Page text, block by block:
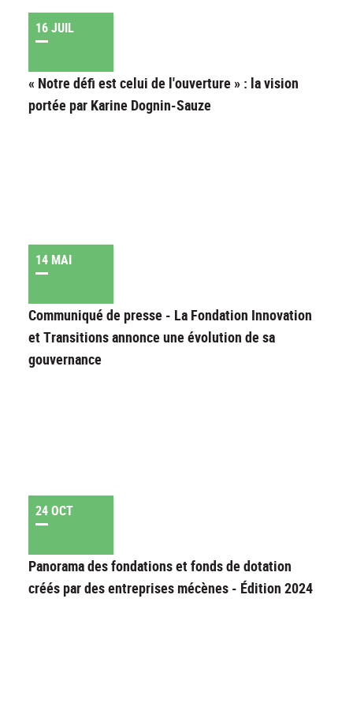
16 JUIL
« Notre défi est celui de l'ouverture » : la vision
portée par Karine Dognin-Sauze
14 MAI
Communiqué de presse - La Fondation Innovation
et Transitions annonce une évolution de sa
gouvernance
24 OCT
Panorama des fondations et fonds de dotation
créés par des entreprises mécènes - Édition 2024